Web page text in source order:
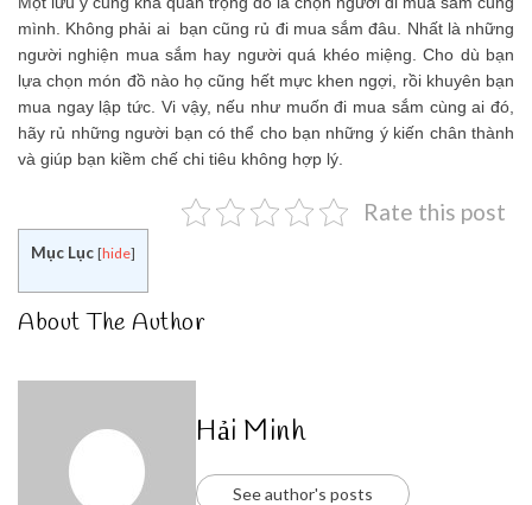
mình. Không phải ai bạn cũng rủ đi mua sắm đâu. Nhất là những
người nghiện mua sắm hay người quá khéo miệng. Cho dù bạn
lựa chọn món đồ nào họ cũng hết mực khen ngợi, rồi khuyên bạn
mua ngay lập tức. Vi vậy, nếu như muốn đi mua sắm cùng ai đó,
hãy rủ những người bạn có thể cho bạn những ý kiến chân thành
và giúp bạn kiềm chế chi tiêu không hợp lý.
Rate this post
Mục Lục [hide]
About The Author
Hải Minh
See author's posts